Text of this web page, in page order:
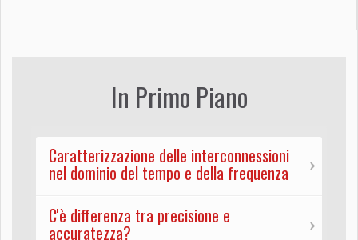
In Primo Piano
Caratterizzazione delle interconnessioni
nel dominio del tempo e della frequenza
C'è differenza tra precisione e
accuratezza?